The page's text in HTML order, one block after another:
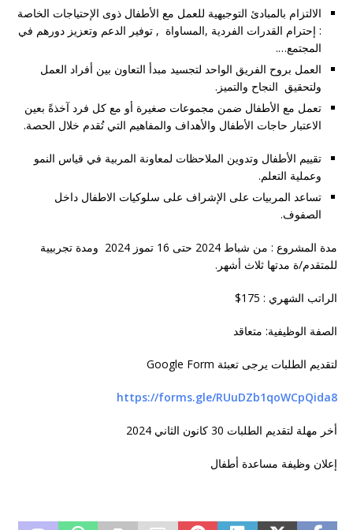
الالتزام بالمبادئ التوجيهية للعمل مع الأطفال ذوى الإحتياجات الخاصة
: إحترام القدرات الفردية ,المساواة , توفير الدعم وتعزيز دورهم في
المجتمع….
العمل بروح الفريق الواحد لتجسيد مبدأ التعاون بين أفراد العمل
ولتحقيق النجاح والتميز.
تعمل مع الأطفال ضمن مجموعات صغيرة أو مع كل فرد آخذةً بعين
الاعتبار حاجات الأطفال والأهداف والمفاهيم التي تُقدم خلال الحصة.
تقييم الأطفال وتدوين الملاحظات لمعاونة المربية في قياس النمو
وعملية التعلم.
تساعد المربيات على الإشراف على سلوكيات الاطفال داخل
الصفوف.
مدة المشروع : من شباط 2024 حتى 16 تموز 2024 ومدة تجربيية
للمتقدم/ة مدتها ثلاث أشهر.
الراتب الشهري : 175 $
الصفة الوظيفية: متعاقد
لتقديم الطلبات يرجى تعبئة Google Form
https://forms.gle/RUuDZb1qoWCpQida8
أخر مهلة لتقديم الطلبات 30 كانون الثاني 2024
إعلان وظيفة مساعدة أطفال